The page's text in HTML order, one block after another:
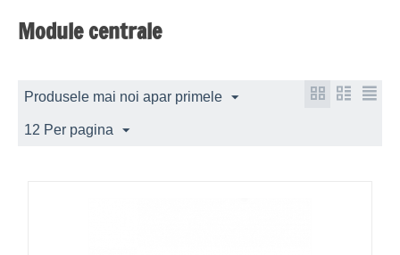
Module centrale
Produsele mai noi apar primele
12 Per pagina